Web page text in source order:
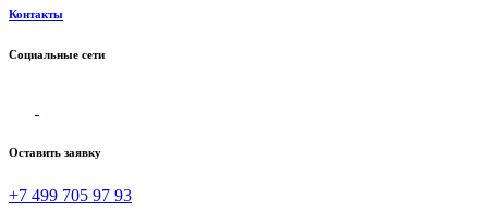
Контакты
Социальные сети
Оставить заявку
+7 499 705 97 93